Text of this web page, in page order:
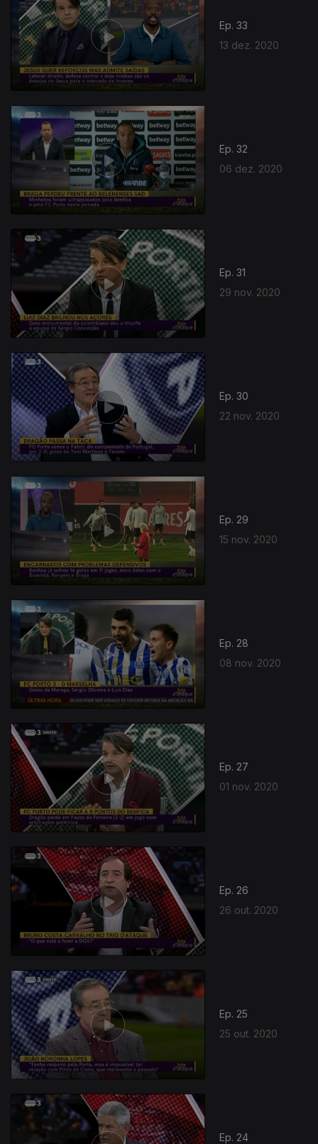
Ep. 33
13 dez. 2020
Ep. 32
06 dez. 2020
Ep. 31
29 nov. 2020
Ep. 30
22 nov. 2020
Ep. 29
15 nov. 2020
Ep. 28
08 nov. 2020
Ep. 27
01 nov. 2020
Ep. 26
26 out. 2020
Ep. 25
25 out. 2020
Ep. 24
500030